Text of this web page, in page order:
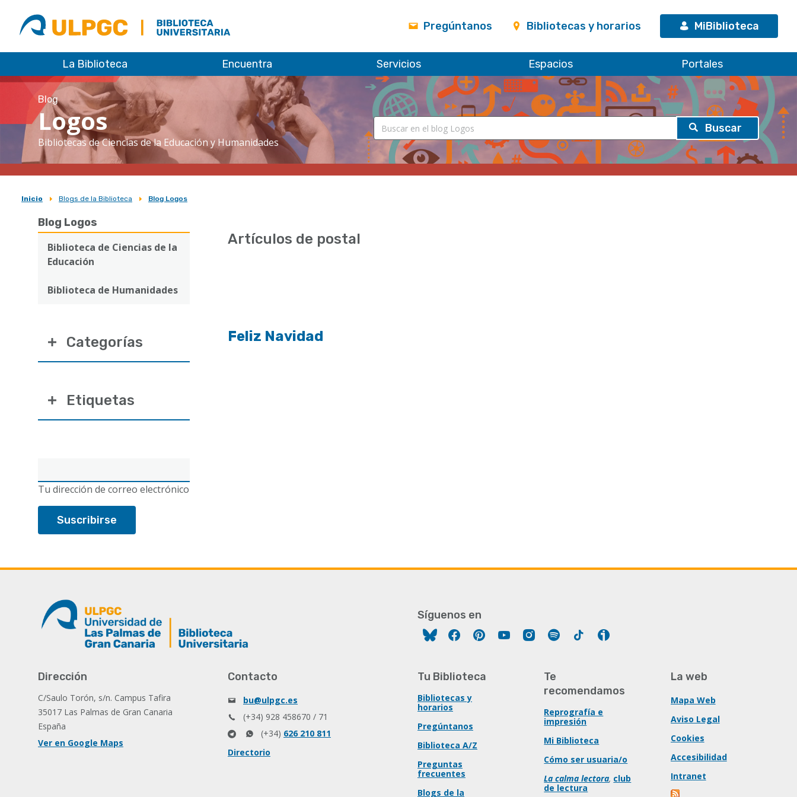
ULPGC
Biblioteca
ULPGC
Pregúntanos Bibliotecas y horarios MiBiblioteca
La Biblioteca Encuentra Servicios Espacios Portales
Blog
Logos
Bibliotecas de Ciencias de la Educación y Humanidades
Sobrescribir
enlaces
ayuda
navegación
Inicio Blogs de la Biblioteca Blog Logos
Blog Logos
Biblioteca de Ciencias de la
Educación
Biblioteca de Humanidades
electrónico
Tu dirección de correo electrónico
Categorías
Etiquetas
Artículos de postal
Feliz Navidad
Síguenos en
FacebookPinterestYouTubeInstagram
Spotify Tiktok
Dirección
C/Saulo Torón, s/n. Campus Tafira
35017 Las Palmas de Gran Canaria
España
Ver en Google Maps
Contacto
bu@ulpgc.es
(+34) 928 458670 / 71
(+34) 626 210 811
Directorio
Tu Biblioteca
Bibliotecas y
horarios
Pregúntanos
Biblioteca A/Z
Preguntas
frecuentes
Blogs de la
Te
recomendamos
Reprografía e
impresión
Mi Biblioteca
Cómo ser usuaria/o
La calma lectora, club
de lectura
La web
Mapa Web
Aviso Legal
Cookies
Accesibilidad
Intranet